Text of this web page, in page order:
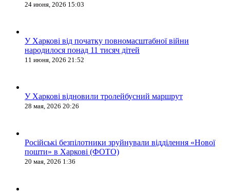
24 июня, 2026 15:03
У Харкові від початку повномасштабної війни
народилося понад 11 тисяч дітей
11 июня, 2026 21:52
У Харкові відновили тролейбусний маршрут
28 мая, 2026 20:26
Російські безпілотники зруйнували відділення «Нової
пошти» в Харкові (ФОТО)
20 мая, 2026 1:36